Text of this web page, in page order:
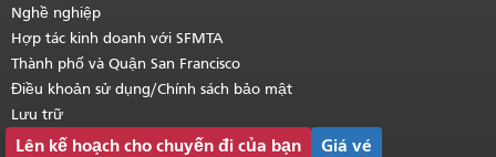
Nghề nghiệp
Hợp tác kinh doanh với SFMTA
Thành phố và Quận San Francisco
Điều khoản sử dụng/Chính sách bảo mật
Lưu trữ
Lên kế hoạch cho chuyến đi của bạn Giá vé